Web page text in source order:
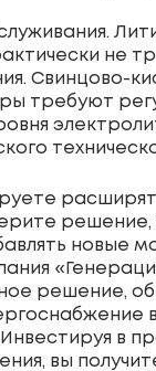
не
Свинцово-
требуют
решение,
новые
решение,
в
вы